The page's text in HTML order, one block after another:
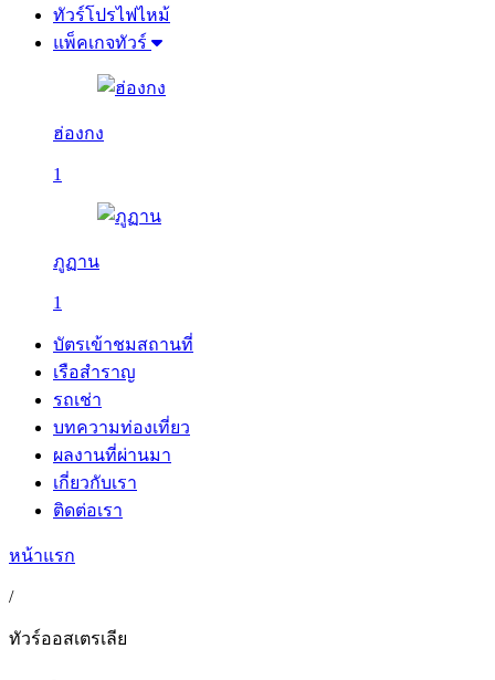
ทัวร์โปรไฟไหม้
แพ็คเกจทัวร์
ฮ่องกง
1
ภูฏาน
1
บัตรเข้าชมสถานที่
เรือสำราญ
รถเช่า
บทความท่องเที่ยว
ผลงานที่ผ่านมา
เกี่ยวกับเรา
ติดต่อเรา
หน้าแรก
/
ทัวร์ออสเตรเลีย